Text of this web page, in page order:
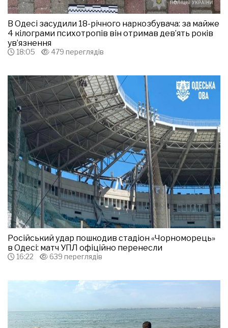
В Одесі засудили 18-річного наркозбувача: за майже
4 кілограми психотропів він отримав дев’ять років
ув’язнення
18:05 479 переглядів
Російський удар пошкодив стадіон «Чорноморець»
в Одесі: матч УПЛ офіційно перенесли
16:22 639 переглядів